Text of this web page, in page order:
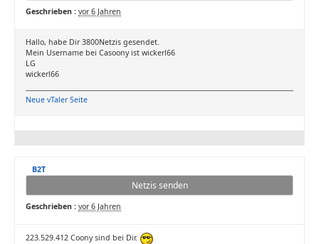
Geschrieben : vor 6 Jahren
Hallo, habe Dir 3800Netzis gesendet.
Mein Username bei Casoony ist wickerl66
LG
wickerl66
Neue vTaler Seite
B2T
Netzis senden
Geschrieben : vor 6 Jahren
223.529.412 Coony sind bei Dir.